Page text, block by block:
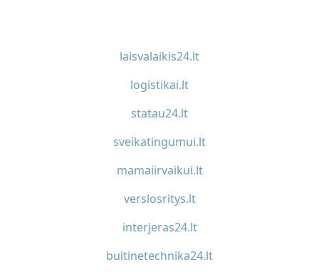
laisvalaikis24.lt
logistikai.lt
statau24.lt
sveikatingumui.lt
mamaiirvaikui.lt
verslosritys.lt
interjeras24.lt
buitinetechnika24.lt